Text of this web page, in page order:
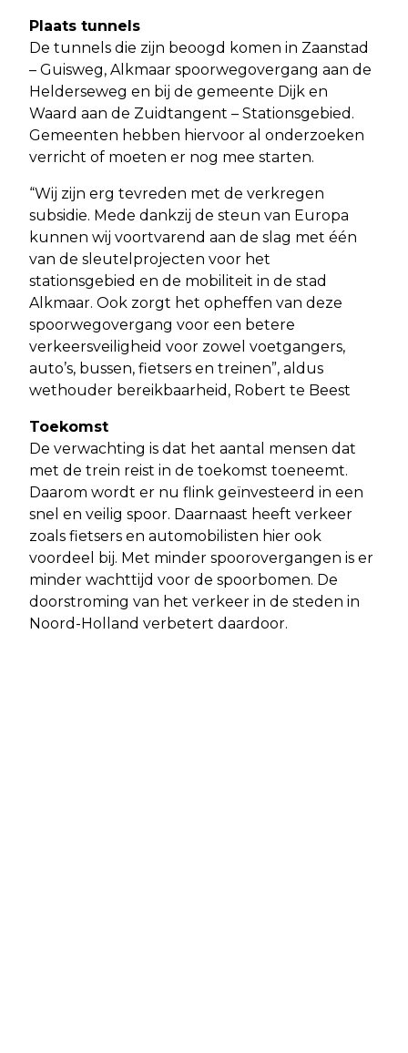
Plaats tunnels
De tunnels die zijn beoogd komen in Zaanstad
– Guisweg, Alkmaar spoorwegovergang aan de
Helderseweg en bij de gemeente Dijk en
Waard aan de Zuidtangent – Stationsgebied.
Gemeenten hebben hiervoor al onderzoeken
verricht of moeten er nog mee starten.
“Wij zijn erg tevreden met de verkregen
subsidie. Mede dankzij de steun van Europa
kunnen wij voortvarend aan de slag met één
van de sleutelprojecten voor het
stationsgebied en de mobiliteit in de stad
Alkmaar. Ook zorgt het opheffen van deze
spoorwegovergang voor een betere
verkeersveiligheid voor zowel voetgangers,
auto’s, bussen, fietsers en treinen”, aldus
wethouder bereikbaarheid, Robert te Beest
Toekomst
De verwachting is dat het aantal mensen dat
met de trein reist in de toekomst toeneemt.
Daarom wordt er nu flink geïnvesteerd in een
snel en veilig spoor. Daarnaast heeft verkeer
zoals fietsers en automobilisten hier ook
voordeel bij. Met minder spoorovergangen is er
minder wachttijd voor de spoorbomen. De
doorstroming van het verkeer in de steden in
Noord-Holland verbetert daardoor.